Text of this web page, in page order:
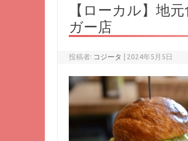
【ローカル】地
ガー店
投稿者: コジータ 2024年5月5日